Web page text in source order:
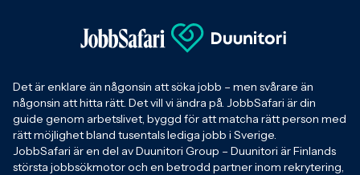
Det är enklare än någonsin att söka jobb – men svårare än
någonsin att hitta rätt. Det vill vi ändra på. JobbSafari är din
guide genom arbetslivet, byggd för att matcha rätt person med
rätt möjlighet bland tusentals lediga jobb i Sverige.
JobbSafari är en del av Duunitori Group – Duunitori är Finlands
största jobbsökmotor och en betrodd partner inom rekrytering,